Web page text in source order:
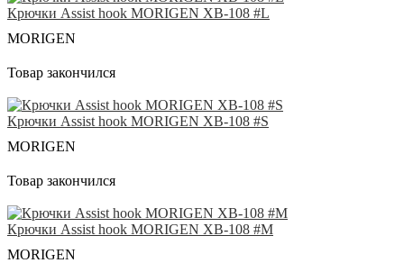
Крючки Аssist hook MORIGEN XB-108 #L
MORIGEN
Товар закончился
Крючки Аssist hook MORIGEN XB-108 #S
MORIGEN
Товар закончился
Крючки Аssist hook MORIGEN XB-108 #M
MORIGEN